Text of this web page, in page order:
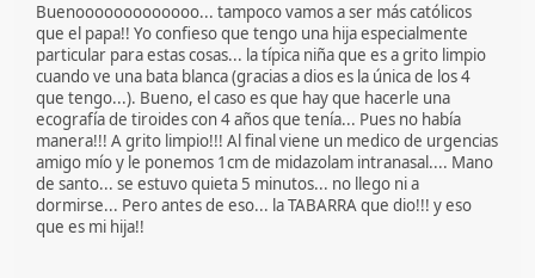
Buenooooooooooooo... tampoco vamos a ser más católicos
que el papa!! Yo confieso que tengo una hija especialmente
particular para estas cosas... la típica niña que es a grito limpio
cuando ve una bata blanca (gracias a dios es la única de los 4
que tengo...). Bueno, el caso es que hay que hacerle una
ecografía de tiroides con 4 años que tenía... Pues no había
manera!!! A grito limpio!!! Al final viene un medico de urgencias
amigo mío y le ponemos 1cm de midazolam intranasal.... Mano
de santo... se estuvo quieta 5 minutos... no llego ni a
dormirse... Pero antes de eso... la TABARRA que dio!!! y eso
que es mi hija!!